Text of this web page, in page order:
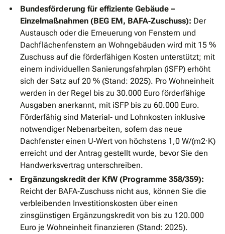
Bundesförderung für effiziente Gebäude –
Einzelmaßnahmen (BEG EM, BAFA‐Zuschuss): Der
Austausch oder die Erneuerung von Fenstern und
Dachflächenfenstern an Wohngebäuden wird mit 15 %
Zuschuss auf die förderfähigen Kosten unterstützt; mit
einem individuellen Sanierungsfahrplan (iSFP) erhöht
sich der Satz auf 20 % (Stand: 2025). Pro Wohneinheit
werden in der Regel bis zu 30.000 Euro förderfähige
Ausgaben anerkannt, mit iSFP bis zu 60.000 Euro.
Förderfähig sind Material‐ und Lohnkosten inklusive
notwendiger Nebenarbeiten, sofern das neue
Dachfenster einen U‐Wert von höchstens 1,0 W/(m2·K)
erreicht und der Antrag gestellt wurde, bevor Sie den
Handwerksvertrag unterschreiben.
Ergänzungskredit der KfW (Programme 358/359):
Reicht der BAFA‐Zuschuss nicht aus, können Sie die
verbleibenden Investitionskosten über einen
zinsgünstigen Ergänzungskredit von bis zu 120.000
Euro je Wohneinheit finanzieren (Stand: 2025).